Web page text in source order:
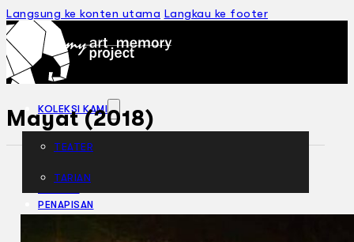
Langsung ke konten utama Langkau ke footer
KOLEKSI KAMI
TEATER
TARIAN
PENAPISAN
Mayat (2018)